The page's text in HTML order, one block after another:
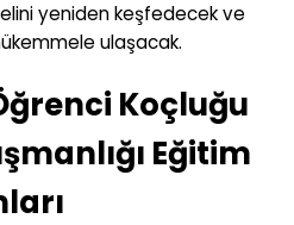
yeniden keşfedecek ve
ulaşacak.
Koçluğu
Eğitim